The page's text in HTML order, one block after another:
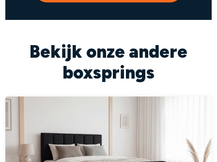
Bekijk onze andere
boxsprings